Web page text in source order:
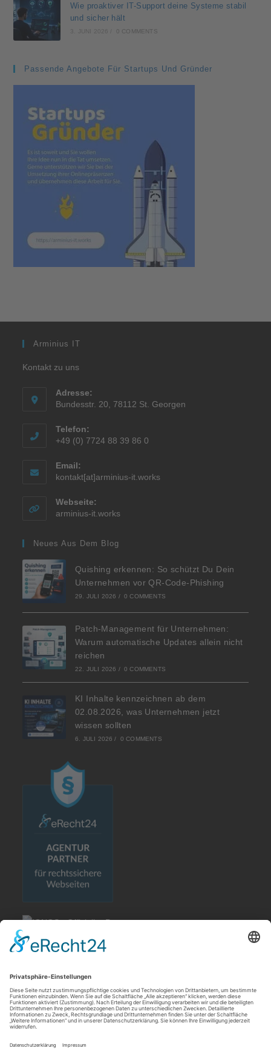
Wie proaktiver IT-Support deine Systeme stabil
und sicher hält
3. JUNI 2026 0 COMMENTS
Passende Angebote Für Startups Und Gründer
Arminius IT
Kontakt zu uns
Adresse:
Bundesstr. 20, 78112 St. Georgen
Telefon:
+49 (0) 7724 88 39 86 0
Email:
kontakt[at]arminius-it.works
Webseite:
arminius-it.works
Neues Aus Dem Blog
Quishing erkennen: So schützt Du Dein
Unternehmen vor QR-Code-Phishing
29. JULI 2026 / 0 COMMENTS
Patch-Management für Unternehmen:
Warum automatische Updates allein nicht
reichen
22. JULI 2026 / 0 COMMENTS
KI Inhalte kennzeichnen ab dem
02.08.2026, was Unternehmen jetzt
wissen sollten
6. JULI 2026 / 0 COMMENTS
Rechtliches
Allgemeine Geschäftsbedingungen
Impressum
Datenschutzerklärung